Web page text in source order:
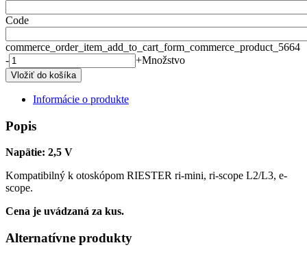
Code
commerce_order_item_add_to_cart_form_commerce_product_5664
-
+Množstvo
Informácie o produkte
Popis
Napätie: 2,5 V
Kompatibilný k otoskópom RIESTER ri-mini, ri-scope L2/L3, e-
scope.
Cena je uvádzaná za kus.
Alternatívne produkty